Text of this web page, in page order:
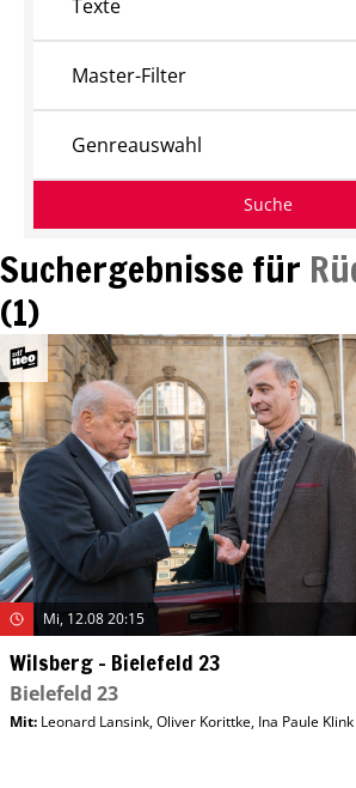
Suchergebnisse für
(1)
Mi, 12.08 20:15
Wilsberg – Bielefeld 23
Bielefeld 23
Mit: Leonard Lansink,Oliver Korittke, Ina Paule Klink
Texte
Master-Filter
Genreauswahl
Suche